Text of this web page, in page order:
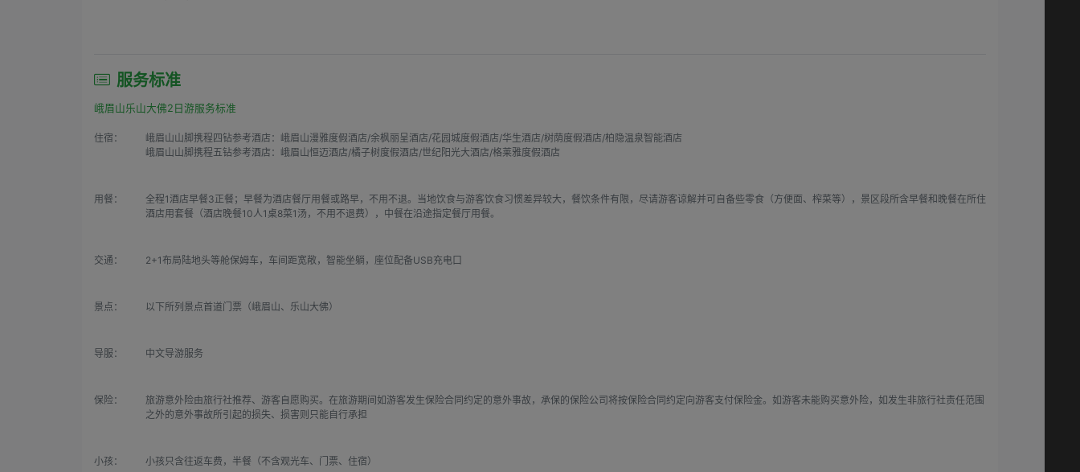
服务标准
峨眉山乐山大佛2日游服务标准
住宿：
峨眉山山脚携程四钻参考酒店：峨眉山漫雅度假酒店/余枫丽呈酒店/花园城度假酒店/华生酒店/树荫度假酒店/柏隐温泉智能酒店
峨眉山山脚携程五钻参考酒店：峨眉山恒迈酒店/橘子树度假酒店/世纪阳光大酒店/格莱雅度假酒店
用餐：
全程1酒店早餐3正餐；早餐为酒店餐厅用餐或路早，不用不退。当地饮食与游客饮食习惯差异较大，餐饮条件有限，尽请游客谅解并可自备些零食（方便面、榨菜等），景区段所含早餐和晚餐在所住
酒店用套餐（酒店晚餐10人1桌8菜1汤，不用不退费），中餐在沿途指定餐厅用餐。
交通： 2+1布局陆地头等舱保姆车，车间距宽敞，智能坐躺，座位配备USB充电口
景点： 以下所列景点首道门票（峨眉山、乐山大佛）
导服： 中文导游服务
保险：
旅游意外险由旅行社推荐、游客自愿购买。在旅游期间如游客发生保险合同约定的意外事故，承保的保险公司将按保险合同约定向游客支付保险金。如游客未能购买意外险，如发生非旅行社责任范围
之外的意外事故所引起的损失、损害则只能自行承担
小孩： 小孩只含往返车费，半餐（不含观光车、门票、住宿）